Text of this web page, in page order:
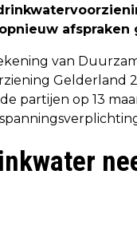
afspraken
van
Gelderland
partijen op 13